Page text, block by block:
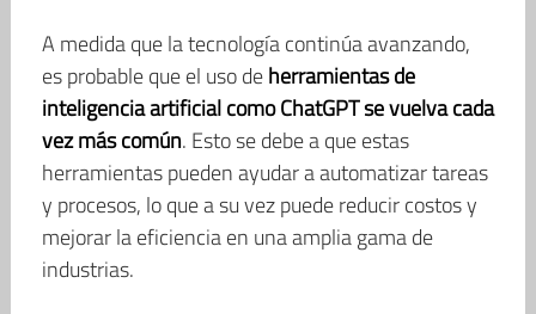
A medida que la tecnología continúa avanzando,
es probable que el uso deherramientas de
inteligencia artificial como ChatGPT se vuelva cada
vez más común. Esto se debe a que estas
herramientas pueden ayudar a automatizar tareas
y procesos, lo que a su vez puede reducir costos y
mejorar la eficiencia en una amplia gama de
industrias.